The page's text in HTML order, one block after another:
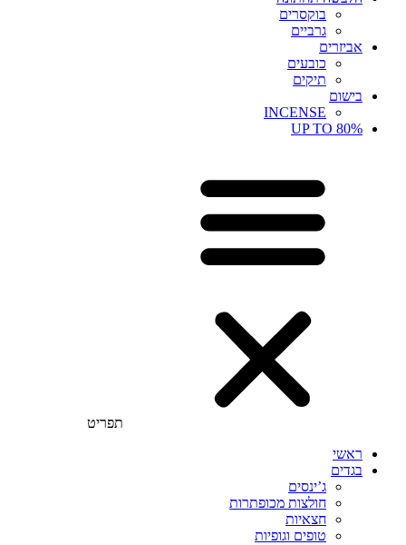
בוקסרים
גרביים
אביזרים
כובעים
תיקים
בישום
INCENSE
UP TO 80%
תפריט
ראשי
בגדים
ג’ינסים
חולצות מכופתרות
חצאיות
טופים וגופיות